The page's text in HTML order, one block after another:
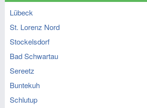
Lübeck
St. Lorenz Nord
Stockelsdorf
Bad Schwartau
Sereetz
Buntekuh
Schlutup